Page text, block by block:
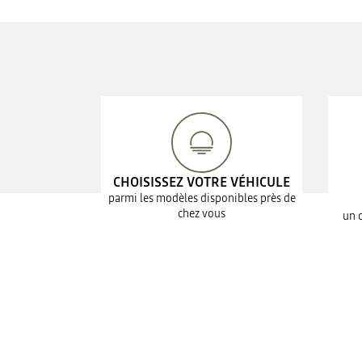
CHOISISSEZ VOTRE VÉHICULE
parmi les modèles disponibles près de
chez vous
un